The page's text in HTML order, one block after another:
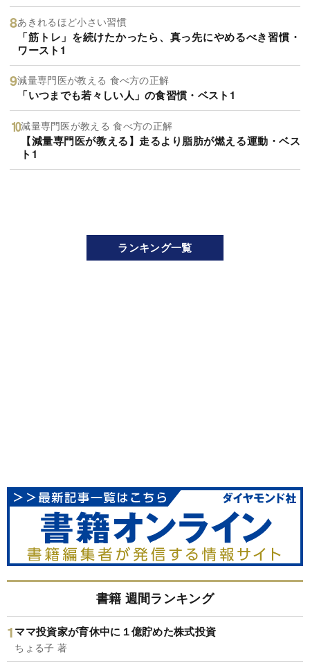
あきれるほど小さい習慣
「筋トレ」を続けたかったら、真っ先にやめるべき習慣・
ワースト1
減量専門医が教える 食べ方の正解
「いつまでも若々しい人」の食習慣・ベスト1
減量専門医が教える 食べ方の正解
【減量専門医が教える】走るより脂肪が燃える運動・ベス
ト1
ランキング一覧
書籍 週間ランキング
ママ投資家が育休中に１億貯めた株式投資
ちょる子 著